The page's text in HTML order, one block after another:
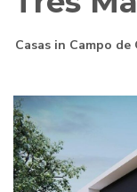
Casas in Campo de